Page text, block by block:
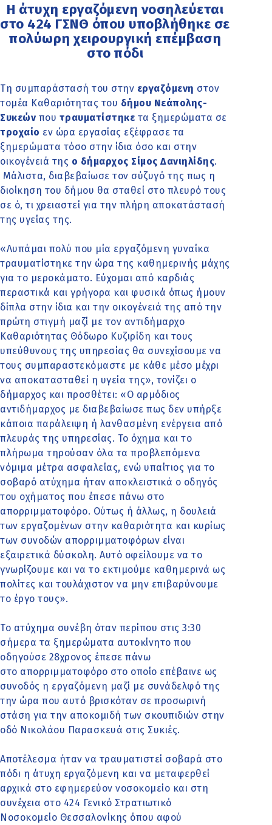
Η άτυχη εργαζόμενη νοσηλεύεται
στο 424 ΓΣΝΘ όπου υποβλήθηκε σε
πολύωρη χειρουργική επέμβαση
στο πόδι
Τη συμπαράστασή του στην εργαζόμενη στον
τομέα Καθαριότητας του δήμου Νεάπολης-
Συκεών που τραυματίστηκε τα ξημερώματα σε
τροχαίο εν ώρα εργασίας εξέφρασε τα
ξημερώματα τόσο στην ίδια όσο και στην
οικογένειά της ο δήμαρχος Σίμος Δανιηλίδης.
Μάλιστα, διαβεβαίωσε τον σύζυγό της πως η
διοίκηση του δήμου θα σταθεί στο πλευρό τους
σε ό, τι χρειαστεί για την πλήρη αποκατάστασή
της υγείας της.
«Λυπάμαι πολύ που μία εργαζόμενη γυναίκα
τραυματίστηκε την ώρα της καθημερινής μάχης
για το μεροκάματο. Εύχομαι από καρδιάς
περαστικά και γρήγορα και φυσικά όπως ήμουν
δίπλα στην ίδια και την οικογένειά της από την
πρώτη στιγμή μαζί με τον αντιδήμαρχο
Καθαριότητας Θόδωρο Κυζιρίδη και τους
υπεύθυνους της υπηρεσίας θα συνεχίσουμε να
τους συμπαραστεκόμαστε με κάθε μέσο μέχρι
να αποκατασταθεί η υγεία της», τονίζει ο
δήμαρχος και προσθέτει: «Ο αρμόδιος
αντιδήμαρχος με διαβεβαίωσε πως δεν υπήρξε
κάποια παράλειψη ή λανθασμένη ενέργεια από
πλευράς της υπηρεσίας. Το όχημα και το
πλήρωμα τηρούσαν όλα τα προβλεπόμενα
νόμιμα μέτρα ασφαλείας, ενώ υπαίτιος για το
σοβαρό ατύχημα ήταν αποκλειστικά ο οδηγός
του οχήματος που έπεσε πάνω στο
απορριμματοφόρο. Ούτως ή άλλως, η δουλειά
των εργαζομένων στην καθαριότητα και κυρίως
των συνοδών απορριμματοφόρων είναι
εξαιρετικά δύσκολη. Αυτό οφείλουμε να το
γνωρίζουμε και να το εκτιμούμε καθημερινά ως
πολίτες και τουλάχιστον να μην επιβαρύνουμε
το έργο τους».
Το ατύχημα συνέβη όταν περίπου στις 3:30
σήμερα τα ξημερώματα αυτοκίνητο που
οδηγούσε 28χρονος έπεσε πάνω
στο απορριμματοφόρο στο οποίο επέβαινε ως
συνοδός η εργαζόμενη μαζί με συνάδελφό της
την ώρα που αυτό βρισκόταν σε προσωρινή
στάση για την αποκομιδή των σκουπιδιών στην
οδό Νικολάου Παρασκευά στις Συκιές.
Αποτέλεσμα ήταν να τραυματιστεί σοβαρά στο
πόδι η άτυχη εργαζόμενη και να μεταφερθεί
αρχικά στο εφημερεύον νοσοκομείο και στη
συνέχεια στο 424 Γενικό Στρατιωτικό
Νοσοκομείο Θεσσαλονίκης όπου αφού